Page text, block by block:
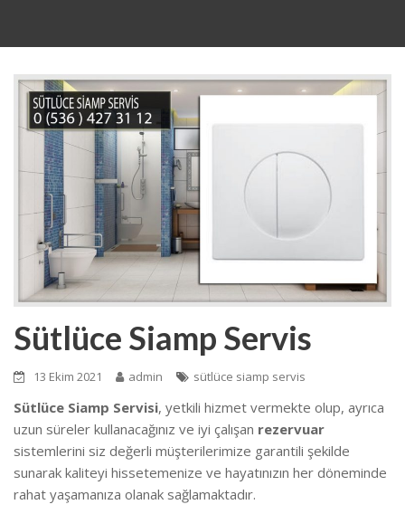
Sütlüce Siamp Servis
13 Ekim 2021 admin sütlüce siamp servis
Sütlüce Siamp Servisi, yetkili hizmet vermekte olup, ayrıca
uzun süreler kullanacağınız ve iyi çalışan rezervuar
sistemlerini siz değerli müşterilerimize garantili şekilde
sunarak kaliteyi hissetemenize ve hayatınızın her döneminde
rahat yaşamanıza olanak sağlamaktadır.